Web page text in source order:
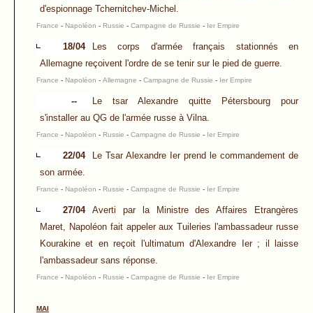
d'espionnage Tchernitchev-Michel.
France - Napoléon - Russie - Campagne de Russie - Ier Empire
18/04
Les corps d'armée français stationnés en
Allemagne reçoivent l'ordre de se tenir sur le pied de guerre.
France - Napoléon - Allemagne - Campagne de Russie - Ier Empire
--
Le tsar Alexandre quitte Pétersbourg pour
s'installer au QG de l'armée russe à Vilna.
France - Napoléon - Russie - Campagne de Russie - Ier Empire
22/04
Le Tsar Alexandre Ier prend le commandement de
son armée.
France - Napoléon - Russie - Campagne de Russie - Ier Empire
27/04
Averti par la Ministre des Affaires Etrangères
Maret, Napoléon fait appeler aux Tuileries l'ambassadeur russe
Kourakine et en reçoit l'ultimatum d'Alexandre Ier ; il laisse
l'ambassadeur sans réponse.
France - Napoléon - Russie - Campagne de Russie - Ier Empire
MAI